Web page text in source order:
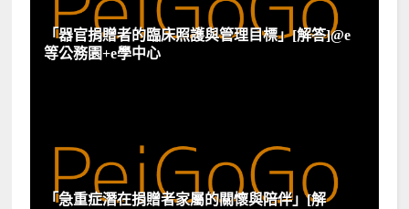
「器官捐贈者的臨床照護與管理目標」[解答]@e
等公務園+e學中心
「急重症潛在捐贈者家屬的關懷與陪伴」[解